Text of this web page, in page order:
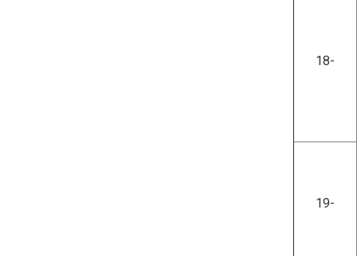
18-
19-